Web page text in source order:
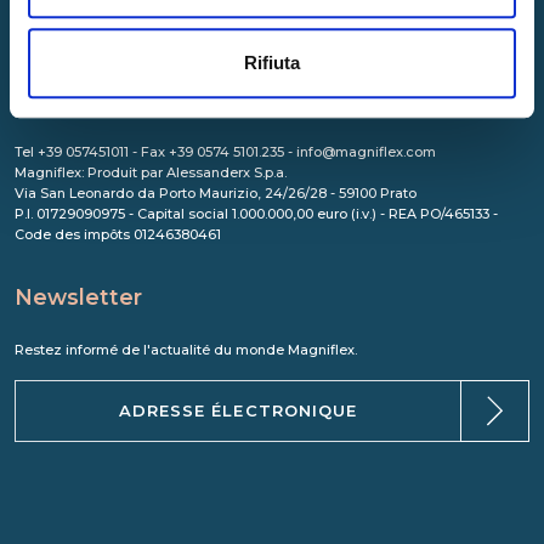
Rifiuta
Tel +39 057451011 - Fax +39 0574 5101.235 - info@magniflex.com
Magniflex: Produit par Alessanderx S.p.a.
Via San Leonardo da Porto Maurizio, 24/26/28 - 59100 Prato
P.I. 01729090975 - Capital social 1.000.000,00 euro (i.v.) - REA PO/465133 -
Code des impôts 01246380461
Newsletter
Restez informé de l'actualité du monde Magniflex.